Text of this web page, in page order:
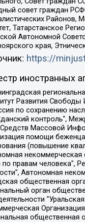
совет граждан
Районов,
Татарстанское
Автономной
края,
https://
иностранных
свободы прессы, Санкт-Петербургская общественная правозащитная организация "Гражданский контроль", Межрегиональная общественная организация "Информационно-просветительский центр "Мемориал", Региональный Фонд "Центр Защиты Прав Средств Массовой Информации", с 05.12.2023 Фонд "Центр Защиты Прав Средств массовой информации", Региональная общественная благотворительная организация помощи беженцам и мигрантам "Гражданское содействие", Негосударственное образовательное учреждение дополнительного профессионального образования (повышение квалификации) специалистов "АКАДЕМИЯ ПО ПРАВАМ ЧЕЛОВЕКА", Свердловская региональная общественная организация "Сутяжник", Автономная некоммерческая организация "Центр независимых социологических исследований", Союз общественных объединений "Российский исследовательский центр по правам человека", Региональное общественное учреждение научно-информационный центр "МЕМОРИАЛ", Некоммерческая организация "Фонд защиты гласности", Автономная некоммерческая организация "Институт прав человека", Городская общественная организация "Екатеринбургское общество "МЕМОРИАЛ", Городская общественная организация "Рязанское историко-просветительское и правозащитное общество "Мемориал" (Рязанский Мемориал), Челябинский региональный орган общественной самодеятельности – женское общественное объединение "Женщины Евразии", Челябинский